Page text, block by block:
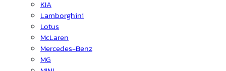
KIA
Lamborghini
Lotus
McLaren
Mercedes-Benz
MG